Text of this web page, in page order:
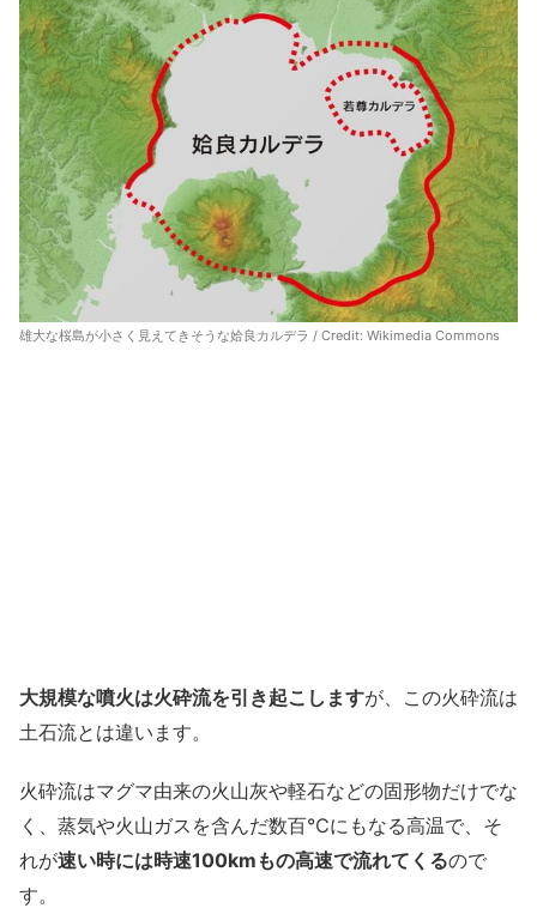
雄大な桜島が小さく見えてきそうな姶良カルデラ / Credit: Wikimedia Commons
大規模な噴火は火砕流を引き起こしますが、この火砕流は
土石流とは違います。
火砕流はマグマ由来の火山灰や軽石などの固形物だけでな
く、蒸気や火山ガスを含んだ数百℃にもなる高温で、そ
れが速い時には時速100kmもの高速で流れてくるので
す。